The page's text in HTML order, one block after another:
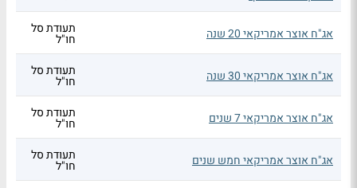
אג"ח אוצר אמריקאי 20 שנה תעודת סל
חו"ל
אג"ח אוצר אמריקאי 30 שנה תעודת סל
חו"ל
אג"ח אוצר אמריקאי 7 שנים תעודת סל
חו"ל
אג"ח אוצר אמריקאי חמש שנים תעודת סל
חו"ל